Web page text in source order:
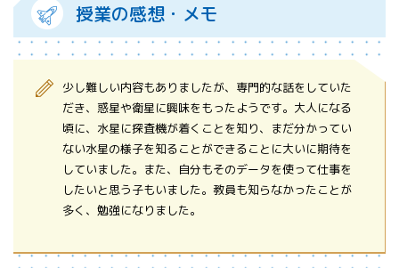
授業の感想・メモ
少し難しい内容もありましたが、専門的な話をしていた
だき、惑星や衛星に興味をもったようです。大人になる
頃に、水星に探査機が着くことを知り、まだ分かってい
ない水星の様子を知ることができることに大いに期待を
していました。また、自分もそのデータを使って仕事を
したいと思う子もいました。教員も知らなかったことが
多く、勉強になりました。